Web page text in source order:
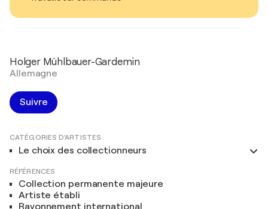
Holger Mühlbauer-Gardemin
Allemagne
Suivre
CATÉGORIES D'ARTISTES
Le choix des collectionneurs
RÉFÉRENCES
Collection permanente majeure
Artiste établi
Rayonnement international